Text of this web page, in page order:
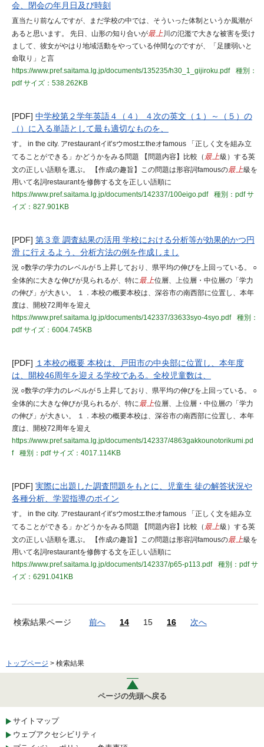
会、閉会の年月日及び時刻
直当たり前なんですが、まだ学校の中では、そういった体制というか風潮が
あると思います。 先日、山形の知り合いが最上川の氾濫で大きな被害を受け
まして、彼女がやはり地域活動をやっている仲間なのですが、「足腰弱いと
命取り」と言
https://www.pref.saitama.lg.jp/documents/135235/h30_1_gijiroku.pdf
種別：
pdfサイズ：538.262KB
[PDF] 中学校第２学年英語４（４） ４次の英文（１）～（５）の
（）に入る単語として最も適切なものを、
す。 in the city. アrestaurantイit’sウmostエtheオfamous 「正しく文を組み立
てることができる」かどうかをみる問題 【問題内容】比較（最上級）する英
文の正しい語順を選ぶ。 【作成の趣旨】この問題は形容詞famousの最上級を
用いて名詞restaurantを修飾する文を正しい語順に
https://www.pref.saitama.lg.jp/documents/142337/100eigo.pdf
種別：pdfサ
イズ：827.901KB
[PDF] 第３章 調査結果の活用 学校における分析等が効果的かつ円
滑 に行えるよう、分析方法の例を作成しまし
況 ○数学の学力のレベルが５上昇しており、県平均の伸びを上回っている。 ○
全体的に大きな伸びが見られるが、特に最上位層、上位層・中位層の「学力
の伸び」が大きい。 １．本校の概要本校は、深谷市の南西部に位置し、本年
度は、開校72周年を迎え
https://www.pref.saitama.lg.jp/documents/142337/33633syo-4syo.pdf
種別：
pdfサイズ：6004.745KB
[PDF] １本校の概要 本校は、戸田市の中央部に位置し、本年度
は、開校46周年を迎える学校である。全校児童数は、
況 ○数学の学力のレベルが５上昇しており、県平均の伸びを上回っている。 ○
全体的に大きな伸びが見られるが、特に最上位層、上位層・中位層の「学力
の伸び」が大きい。 １．本校の概要本校は、深谷市の南西部に位置し、本年
度は、開校72周年を迎え
https://www.pref.saitama.lg.jp/documents/142337/4863gakkounotorikumi.pd
f
種別：pdfサイズ：4017.114KB
[PDF] 実際に出題した調査問題をもとに、児童生 徒の解答状況や
各種分析、学習指導のポイン
す。 in the city. アrestaurantイit’sウmostエtheオfamous 「正しく文を組み立
てることができる」かどうかをみる問題 【問題内容】比較（最上級）する英
文の正しい語順を選ぶ。 【作成の趣旨】この問題は形容詞famousの最上級を
用いて名詞restaurantを修飾する文を正しい語順に
https://www.pref.saitama.lg.jp/documents/142337/p65-p113.pdf
種別：pdfサ
イズ：6291.041KB
検索結果ページ 前へ 14 15 16 次へ
トップページ > 検索結果
ページの先頭へ戻る
サイトマップ
ウェブアクセシビリティ